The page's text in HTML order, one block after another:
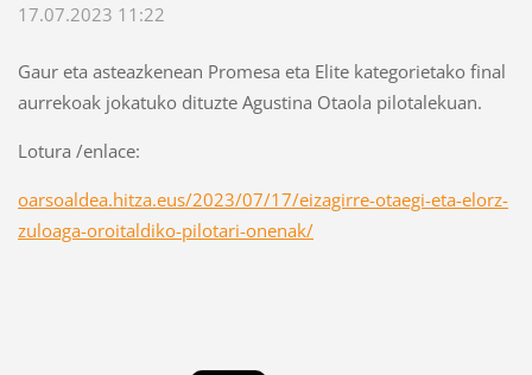
17.07.2023 11:22
Gaur eta asteazkenean Promesa eta Elite kategorietako final
aurrekoak jokatuko dituzte Agustina Otaola pilotalekuan.
Lotura /enlace:
oarsoaldea.hitza.eus/2023/07/17/eizagirre-otaegi-eta-elorz-
zuloaga-oroitaldiko-pilotari-onenak/